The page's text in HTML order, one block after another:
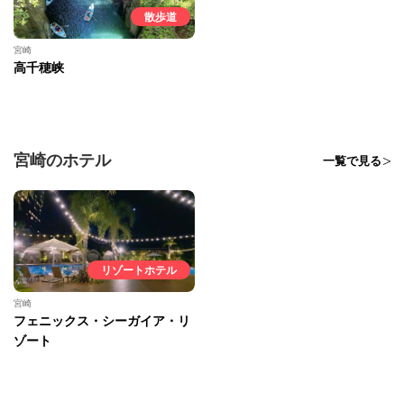
散歩道
宮崎
高千穂峡
宮崎のホテル 一覧で見る
リゾートホテル
宮崎
フェニックス・シーガイア・リ
ゾート